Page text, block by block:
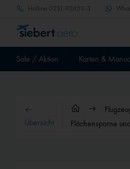
Hotline 0251-92459-3
Sale / Aktion Karten &
Übersicht
Flächensporne